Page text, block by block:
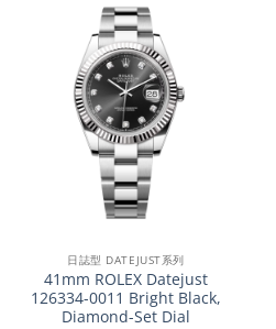
日誌型 DATEJUST系列
41mm ROLEX Datejust
126334-0011 Bright Black,
Diamond-Set Dial